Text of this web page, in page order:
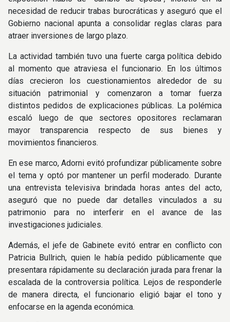
necesidad de reducir trabas burocráticas y aseguró que el
Gobierno nacional apunta a consolidar reglas claras para
atraer inversiones de largo plazo.
La actividad también tuvo una fuerte carga política debido
al momento que atraviesa el funcionario. En los últimos
días crecieron los cuestionamientos alrededor de su
situación patrimonial y comenzaron a tomar fuerza
distintos pedidos de explicaciones públicas. La polémica
escaló luego de que sectores opositores reclamaran
mayor transparencia respecto de sus bienes y
movimientos financieros.
En ese marco, Adorni evitó profundizar públicamente sobre
el tema y optó por mantener un perfil moderado. Durante
una entrevista televisiva brindada horas antes del acto,
aseguró que no puede dar detalles vinculados a su
patrimonio para no interferir en el avance de las
investigaciones judiciales.
Además, el jefe de Gabinete evitó entrar en conflicto con
Patricia Bullrich, quien le había pedido públicamente que
presentara rápidamente su declaración jurada para frenar la
escalada de la controversia política. Lejos de responderle
de manera directa, el funcionario eligió bajar el tono y
enfocarse en la agenda económica.